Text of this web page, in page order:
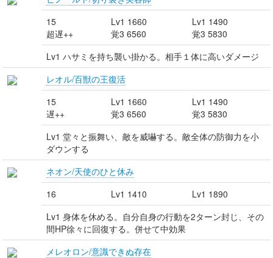
15
超遅++
Lv1 1660
覚3 6560
Lv1 1490
覚3 5830
Lv1 ハサミを持ち襲い掛かる。相手１体に高いダメージ
レオル/百獣の王復活
15
遅++
Lv1 1660
覚3 6560
Lv1 1490
覚3 5830
Lv1 堂々と振舞い、敵を威嚇する。敵全体の防御力を小
ダウンする
ネオン/天使のひと休み
16
Lv1 1410
Lv1 1890
Lv1 身体を休める。自分自身の行動を2ターン封じ、その
間HP徐々に回復する。併せて中効果
メレオロン/意識できぬ存在